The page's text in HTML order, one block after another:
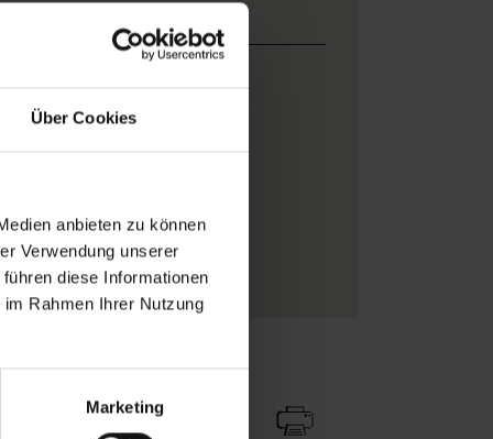
Über Cookies
anbieten zu können
Verwendung unserer
diese Informationen
Rahmen Ihrer Nutzung
Marketing
0,70 m x Höhe 10,00 m
Wear the walls
THE WALLS
Vlies
Zu Favoriten Teilen!